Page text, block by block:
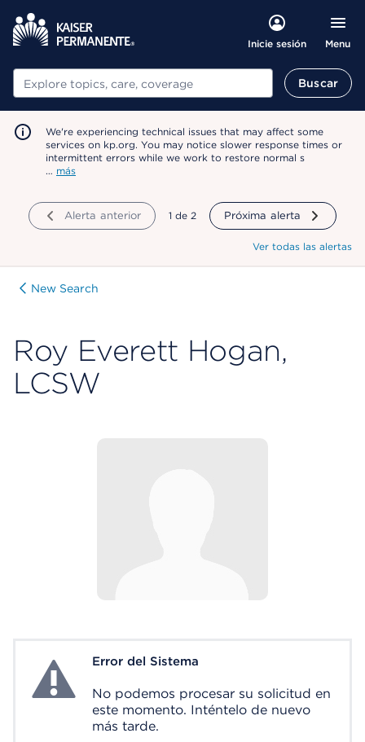
Inicie sesión Menu
Buscar Buscar
We're experiencing technical issues that may affect some
services on kp.org. You may notice slower response times or
intermittent errors while we work to restore normal s
… más
Alerta anterior mostrando
1 de 2 Próxima alerta
Ver todas las alertas
New Search
Roy Everett Hogan,
LCSW
System ErrorError del Sistema
No podemos procesar su solicitud en
este momento. Inténtelo de nuevo
más tarde.